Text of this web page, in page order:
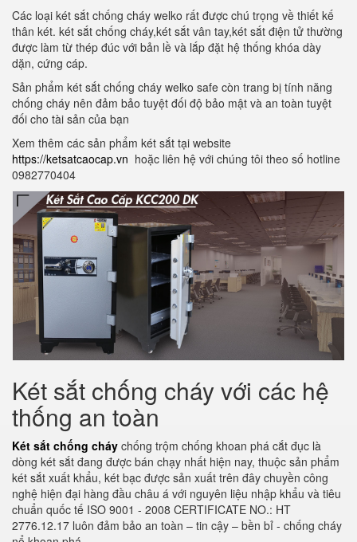
Các loại két sắt chống cháy welko rất được chú trọng về thiết kế
thân két. két sắt chống cháy,két sắt vân tay,két sắt điện tử thường
được làm từ thép đúc với bản lề và lắp đặt hệ thống khóa dày
dặn, cứng cáp.
Sản phẩm két sắt chống cháy welko safe còn trang bị tính năng
chống cháy nên đảm bảo tuyệt đối độ bảo mật và an toàn tuyệt
đối cho tài sản của bạn
Xem thêm các sản phẩm két sắt tại website
https://ketsatcaocap.vn hoặc liên hệ với chúng tôi theo số hotline
0982770404
Két sắt chống cháy với các hệ
thống an toàn
Két sắt chống cháy chống trộm chống khoan phá cắt đục là
dòng két sắt đang được bán chạy nhất hiện nay, thuộc sản phẩm
két sắt xuất khẩu, két bạc được sản xuất trên đây chuyền công
nghệ hiện đại hàng đầu châu á với nguyên liệu nhập khẩu và tiêu
chuẩn quốc tế ISO 9001 - 2008 CERTIFICATE NO.: HT
2776.12.17 luôn đảm bảo an toàn – tin cậy – bền bỉ - chống cháy